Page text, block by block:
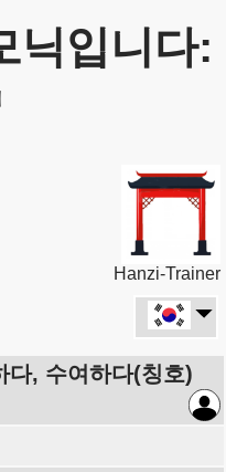
닉입니다:
Hanzi-Trainer
다, 수여하다(칭호)